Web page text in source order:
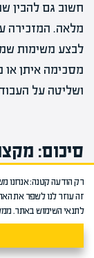
חשוב גם להבין
מלאה. המזכירה
לבצע משימות
מסכימה איתן
ושליטה על
סיכום:
מגוונות
מקצוע המזכירות
למי שמחפש
רק הודעה קטנה: אנחנו
זה עוזר לנו לשפר את
לתנאי השימוש באתר.